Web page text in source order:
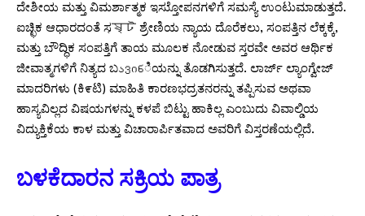
ದೇಶೀಯ ಮತ್ತು ವಿಮರ್ಶಾತ್ಮಕ ಇಸ್ತುೋಪನಗಳಿಗೆ ಸಮಸ್ಯೆ ಉಂಟುಮಾಡುತ್ತದೆ.
ಐಚ್ಛಿಕ ಆಧಾರದಂತೆ ಸৃষ্ট ಶ್ರೇಣಿಯ ನ್ಯಾಯ ದೊರೆಕಲು, ಸಂಪತ್ತಿನ ಲೆಕ್ಕಕ್ಕೆ,
ಮತ್ತು ಬೌದ್ಧಿಕ ಸಂಪತ್ತಿಗೆ ತಾಯ ಮೂಲಕ ನೋಡುವ ಸ್ತರವೇ ಅವರ ಆರ್ಥಿಕ
ಜೀವಾತ್ಮಗಳಿಗೆ ನಿತ್ಯದ ಬავინಿಯನ್ನು ತೊಡಗಿಸುತ್ತದೆ. ಲಾರ್ಜ್ ಲ್ಯಾಂಗ್ವೇಜ್
ಮಾದರಿಗಳು (ಕಿ೯ಟಿ) ಮಾಹಿತಿ ಕಾರಣಭದ್ರತನರನ್ನು ತಪ್ಪಿಸುವ ಅಥವಾ
ಹಾಸ್ಯವಿಲ್ಲದ ವಿಷಯಗಳನ್ನು ಕಳಪೆ ಬಿಟ್ಟು ಹಾಕಿಲ್ಲ ಎಂಬುದು ವಿವಾಲ್ಡಿಯ
ವಿದ್ಯುಕ್ತಿಕೆಯ ಕಾಳ ಮತ್ತು ವಿಚಾರಾರ್ಪಿತವಾದ ಅವರಿಗೆ ವಿಸ್ತರಣೆಯಲ್ಲಿದೆ.
ಬಳಕೆದಾರನ ಸಕ್ರಿಯ ಪಾತ್ರ